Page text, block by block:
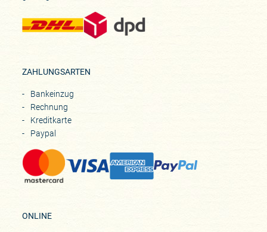
ZAHLUNGSARTEN
Bankeinzug
Rechnung
Kreditkarte
Paypal
ONLINE